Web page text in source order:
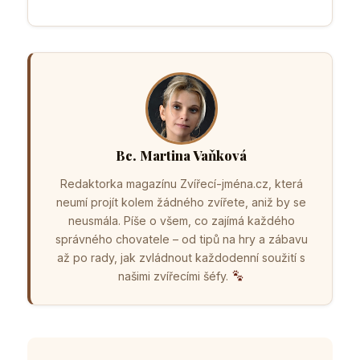
Bc. Martina Vaňková
Redaktorka magazínu Zvířecí-jména.cz, která
neumí projít kolem žádného zvířete, aniž by se
neusmála. Píše o všem, co zajímá každého
správného chovatele – od tipů na hry a zábavu
až po rady, jak zvládnout každodenní soužití s
našimi zvířecími šéfy.